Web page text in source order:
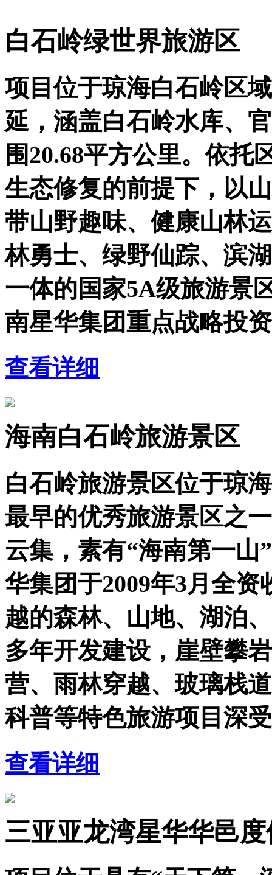
白石岭绿世界旅游区
项目位于琼海白石岭区
延，涵盖白石岭水库、
围20.68平方公里。依托
生态修复的前提下，以
带山野趣味、健康山林
林勇士、绿野仙踪、滨
一体的国家5A级旅游景
南星华集团重点战略投
查看详细
海南白石岭旅游景区
白石岭旅游景区位于琼
最早的优秀旅游景区之
云集，素有“海南第一山
华集团于2009年3月全
越的森林、山地、湖泊
多年开发建设，崖壁攀
营、雨林穿越、玻璃栈
科普等特色旅游项目深
查看详细
三亚亚龙湾星华华邑